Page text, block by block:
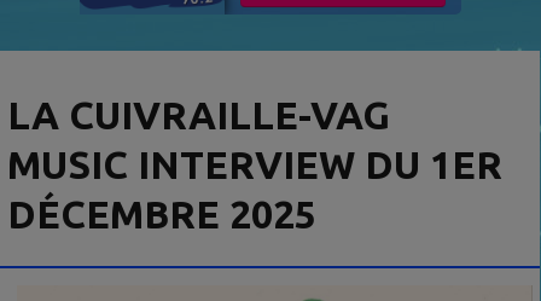
LA CUIVRAILLE-VAG
MUSIC INTERVIEW DU 1ER
DÉCEMBRE 2025